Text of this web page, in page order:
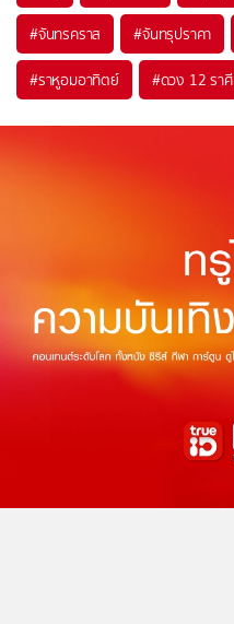
#จันทรคราส #จันทรุปราคา
#ราหูอมอาทิตย์ #ดวง 12 ราศี